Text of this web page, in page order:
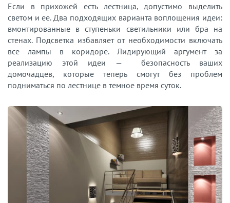
Если в прихожей есть лестница, допустимо выделить
светом и ее. Два подходящих варианта воплощения идеи:
вмонтированные в ступеньки светильники или бра на
стенах. Подсветка избавляет от необходимости включать
все лампы в коридоре. Лидирующий аргумент за
реализацию этой идеи — безопасность ваших
домочадцев, которые теперь смогут без проблем
подниматься по лестнице в темное время суток.